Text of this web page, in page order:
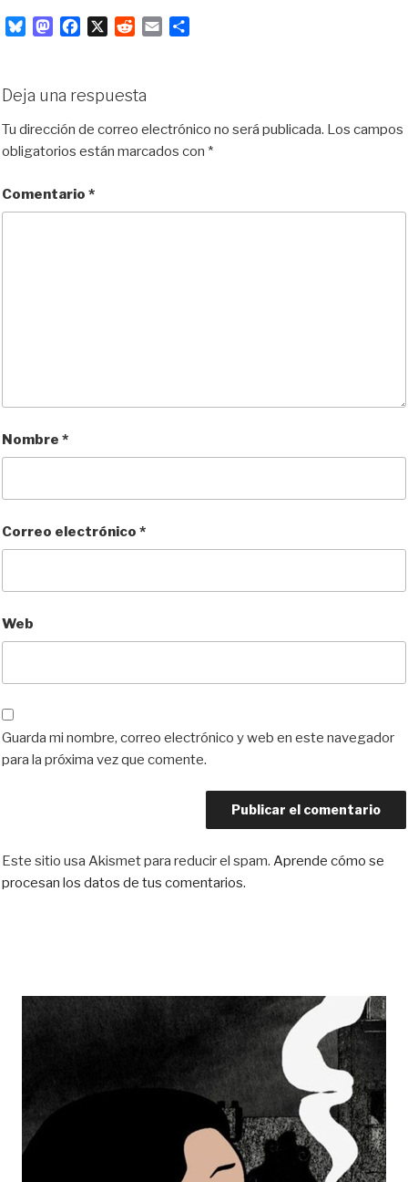
s
k
y
M
o
d
o
b
o
o
X
d
i
t
r
t
Deja una respuesta
Tu dirección de correo electrónico no será publicada. Los campos
obligatorios están marcados con *
Comentario *
Nombre *
Correo electrónico *
Web
Guarda mi nombre, correo electrónico y web en este navegador
para la próxima vez que comente.
Este sitio usa Akismet para reducir el spam. Aprende cómo se
procesan los datos de tus comentarios.